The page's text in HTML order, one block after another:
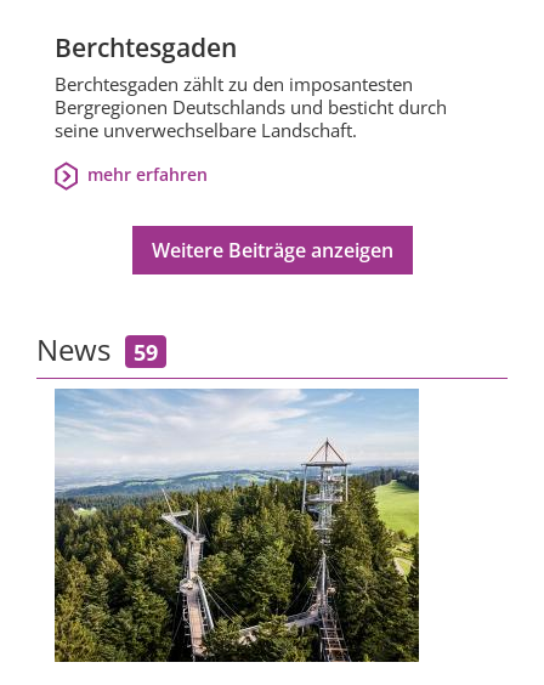
Berchtesgaden
Berchtesgaden zählt zu den imposantesten
Bergregionen Deutschlands und besticht durch
seine unverwechselbare Landschaft.
mehr erfahren
Weitere Beiträge anzeigen
News 59